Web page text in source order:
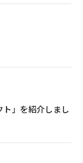
」を紹介しまし